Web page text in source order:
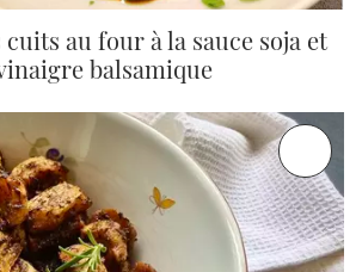
au four à la sauce soja et
balsamique